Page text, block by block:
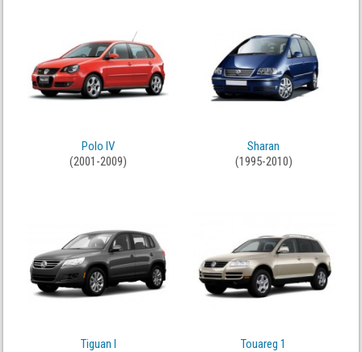
Polo IV
(2001-2009)
Sharan
(1995-2010)
Tiguan I
Touareg 1